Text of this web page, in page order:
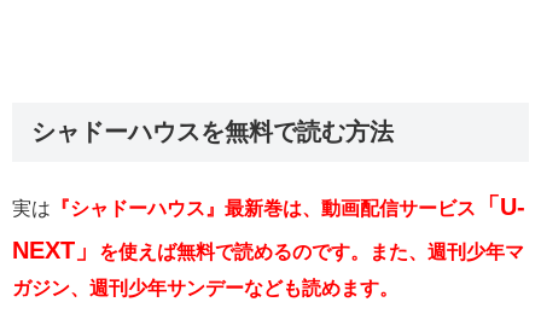
シャドーハウスを無料で読む方法
実は 『シャドーハウス』最新巻は、動画配信サービス
「U-
NEXT」
を使えば無料で読めるのです。また、週刊少年マ
ガジン、週刊少年サンデーなども読めます。